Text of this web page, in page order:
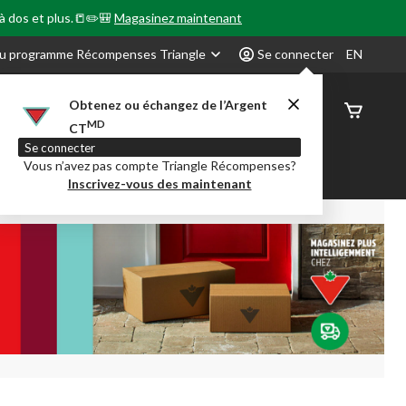
dos et plus.📒✏️🎒Magasinez maintenant
programme Récompenses Triangle Se connecter
Obtenez ou échangez de l’Argent
CTMD
Se connecter
Vous n’avez pas compte Triangle Récompenses?
Inscrivez-vous des maintenant
EN
État de
en Classe Party City Centre-auto